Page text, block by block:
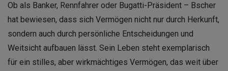
Ob als Banker, Rennfahrer oder Bugatti-Präsident – Bscher
hat bewiesen, dass sich Vermögen nicht nur durch Herkunft,
sondern auch durch persönliche Entscheidungen und
Weitsicht aufbauen lässt. Sein Leben steht exemplarisch
für ein stilles, aber wirkmächtiges Vermögen, das weit über